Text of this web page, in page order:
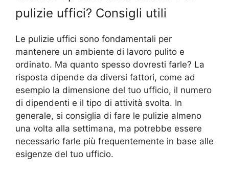
pulizie uffici? Consigli utili
Le pulizie uffici sono fondamentali per
mantenere un ambiente di lavoro pulito e
ordinato. Ma quanto spesso dovresti farle? La
risposta dipende da diversi fattori, come ad
esempio la dimensione del tuo ufficio, il numero
di dipendenti e il tipo di attività svolta. In
generale, si consiglia di fare le pulizie almeno
una volta alla settimana, ma potrebbe essere
necessario farle più frequentemente in base alle
esigenze del tuo ufficio.